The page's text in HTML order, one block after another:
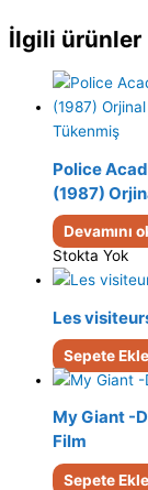
İlgili ürünler
Tükenmiş
Police
(1987)
Devamını
Stokta Yok
Les
Sepete Ekle
My Giant -
Film
Sepete Ekle